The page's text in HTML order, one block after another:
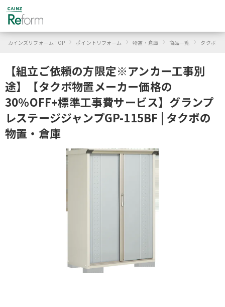
カインズリフォーム TOP › ポイントリフォーム › 物置・倉庫 › 商品一覧 › タクボ
【組立ご依頼の方限定※アンカー工事別
途】【タクボ物置メーカー価格の
30％OFF+標準工事費サービス】グランプ
レステージジャンプGP-115BF | タクボの
物置・倉庫